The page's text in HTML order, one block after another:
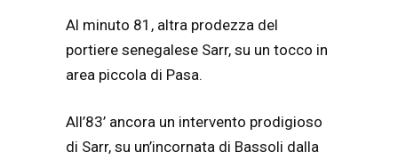
Al minuto 81, altra prodezza del
portiere senegalese Sarr, su un tocco in
area piccola di Pasa.
All’83’ ancora un intervento prodigioso
di Sarr, su un’incornata di Bassoli dalla